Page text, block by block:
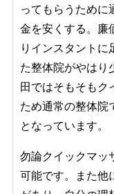
ってもらうために
金を安くする。廉
りインスタントに
た整体院がやはり
田ではそもそもク
ため通常の整体院
となっています。
勿論クイックマッ
可能です。また他